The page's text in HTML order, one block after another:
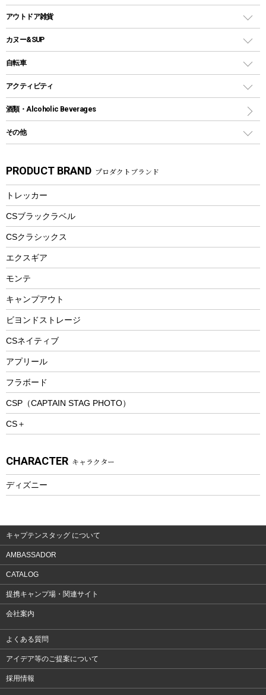
パラソル
テントアクセサリー
ペグ
グランドシート
ガイドロープ
ツール
鉄板、アミ
焚き火台&ストーブ
火起こし
バーベキューツール
クッカーセット
シェラカップ
クッキングツール
ナイフ
カトラリー
マグカップ、カップ
ステンレスボトル
フードボトル
トレー
ランチョンマット
ランチボックス
コップ付きタイプ
ワンタッチタイプ
プラスチックボトル
ディズニーボトル
クーラーバッグ
ウォータージャグ
保冷剤
アウトドアキャリー
アウトドア雑貨
バックパック&バッグ
リュック、バックパック
トートバッグ、サコッシュ
ショッピングキャリー
その他アウトドア雑貨
スプレー関係
ツール、他
カヌー&SUP
インフレータブル
カヤック
パドル
ヘルメット
エアーポンプ
アクセサリー
自転車
折りたたみ自転車
スポーツサイクル
シティサイクル
自転車ウェア
アクティビティ
マリン
ラッシュガード
パラソル
フローティングベスト
ヘルメット
エアーポンプ
ビーチテント
ウィンター
スノーシュー
防寒ウェア
トレッキング
トレッキングアクセサリー
プレイグッズ
ウェルネス
ウェア、タオル
ウェア
酒類・Alcoholic Beverages
その他
湯たんぽ
防災用品
PRODUCT BRAND プロダクトブランド
トレッカー
CSブラックラベル
CSクラシックス
エクスギア
モンテ
キャンプアウト
ビヨンドストレージ
CSネイティブ
アプリール
フラボード
CSP（CAPTAIN STAG PHOTO）
CS＋
CHARACTER キャラクター
ディズニー
キャプテンスタッグ について
AMBASSADOR
CATALOG
提携キャンプ場・関連サイト
会社案内
よくある質問
アイデア等のご提案について
採用情報